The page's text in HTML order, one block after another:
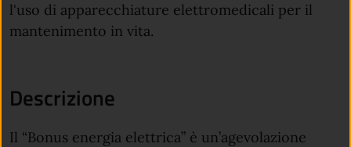
l'uso di apparecchiature elettromedicali per il
mantenimento in vita.
Descrizione
Il “Bonus energia elettrica” è un’agevolazione